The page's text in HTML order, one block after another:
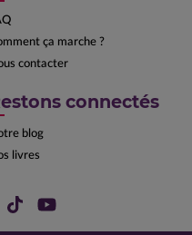
ça marche ?
contacter
connectés
blog
livres